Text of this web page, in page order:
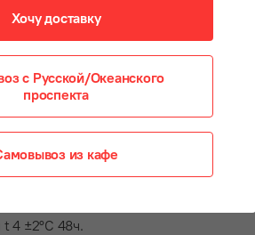
европейской кухни на основе
оливками, маринованными
зеленью
огурцы конс., зелень, соус
t 4 ±2°С 48ч.
Хочу доставку
с Русской/Океанского
проспекта
из кафе